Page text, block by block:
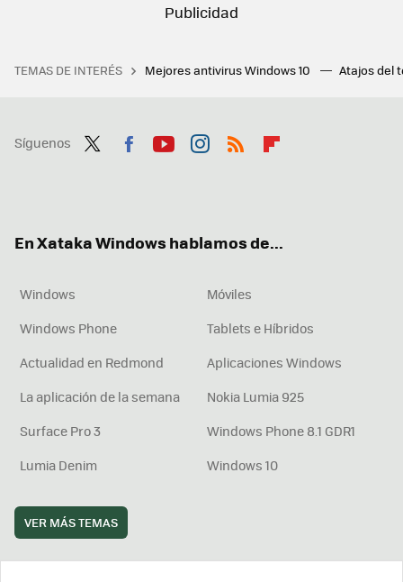
TEMAS DE INTERÉS Mejores antivirus Windows 10 Atajos del
Síguenos
En Xataka Windows hablamos de...
Windows
Móviles
Windows Phone
Tablets e Híbridos
Actualidad en Redmond
Aplicaciones Windows
La aplicación de la semana
Nokia Lumia 925
Surface Pro 3
Windows Phone 8.1 GDR1
Lumia Denim
Windows 10
VER MÁS TEMAS